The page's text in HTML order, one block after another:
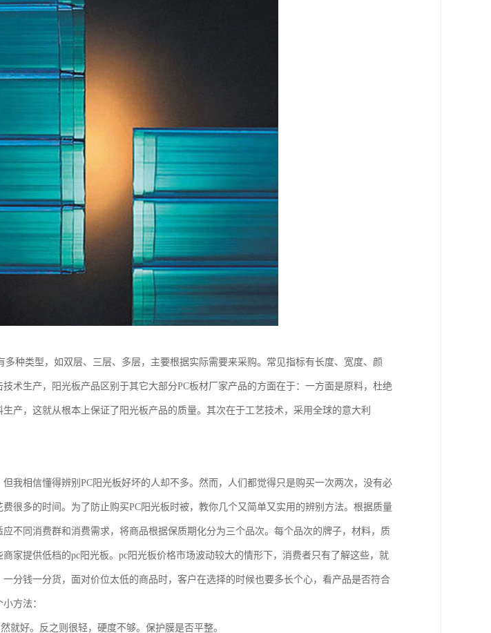
多种类型，如双层、三层、多层，主要根据实际需要来采购。常见指标有长度、宽度、颜
术生产，阳光板产品区别于其它大部分PC板材厂家产品的方面在于：一方面是原料，杜绝
产，这就从根本上保证了阳光板产品的质量。其次在于工艺技术，采用全球的意大利
我相信懂得辨别PC阳光板好坏的人却不多。然而，人们都觉得只是购买一次两次，没有必
很多的时间。为了防止购买PC阳光板时被，教你几个又简单又实用的辨别方法。根据质量
不同消费群和消费需求，将商品根据保质期化分为三个品次。每个品次的牌子，材料，质
家提供低档的pc阳光板。pc阳光板价格市场波动较大的情形下，消费者只有了解这些，就
分钱一分货，面对价位太低的商品时，客户在选择的时候也要多长个心，看产品是否符合
方法：
就好。反之则很轻，硬度不够。保护膜是否平整。